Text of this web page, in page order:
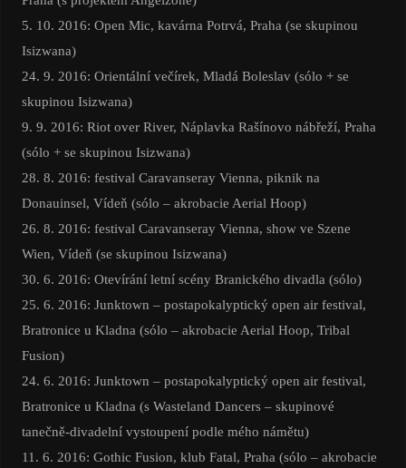
5. 10. 2016: Open Mic, kavárna Potrvá, Praha (se skupinou
Isizwana)
24. 9. 2016: Orientální večírek, Mladá Boleslav (sólo + se
skupinou Isizwana)
9. 9. 2016: Riot over River, Náplavka Rašínovo nábřeží, Praha
(sólo + se skupinou Isizwana)
28. 8. 2016: festival Caravanseray Vienna, piknik na
Donauinsel, Vídeň (sólo – akrobacie Aerial Hoop)
26. 8. 2016: festival Caravanseray Vienna, show ve Szene
Wien, Vídeň (se skupinou Isizwana)
30. 6. 2016: Otevírání letní scény Branického divadla (sólo)
25. 6. 2016: Junktown – postapokalyptický open air festival,
Bratronice u Kladna (sólo – akrobacie Aerial Hoop, Tribal
Fusion)
24. 6. 2016: Junktown – postapokalyptický open air festival,
Bratronice u Kladna (s Wasteland Dancers – skupinové
tanečně-divadelní vystoupení podle mého námětu)
11. 6. 2016: Gothic Fusion, klub Fatal, Praha (sólo – akrobacie